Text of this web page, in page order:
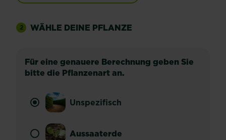
2 WÄHLE DEINE PFLANZE
Für eine genauere Berechnung geben Sie
bitte die Pflanzenart an.
Unspezifisch
Aussaaterde